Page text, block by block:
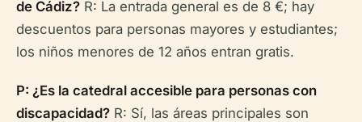
de Cádiz? R: La entrada general es de 8 €; hay
descuentos para personas mayores y estudiantes;
los niños menores de 12 años entran gratis.
P: ¿Es la catedral accesible para personas con
discapacidad? R: Sí, las áreas principales son